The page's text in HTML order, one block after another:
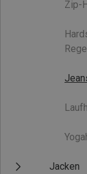
Zip-
Jacken